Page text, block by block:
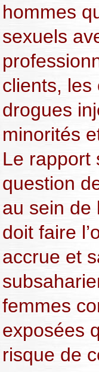
hommes
sexuels
clients, les
drogues
minorités
Le rapport
question
au sein de
doit faire
accrue et
femmes
exposées
risque de